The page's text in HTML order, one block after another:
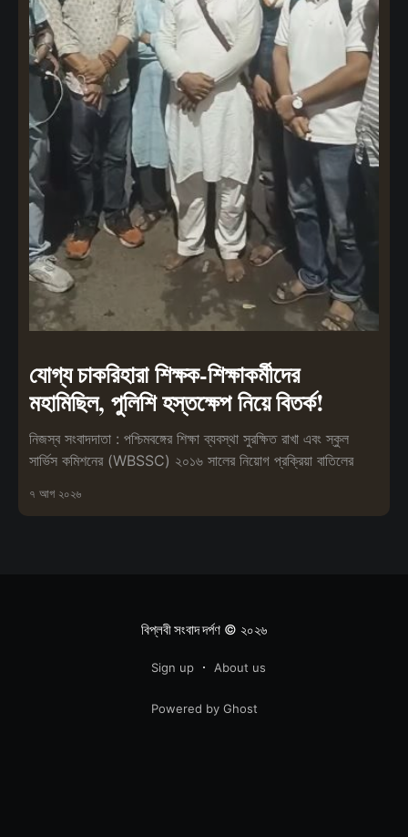
যোগ্য চাকরিহারা শিক্ষক-শিক্ষাকর্মীদের
মহামিছিল, পুলিশি হস্তক্ষেপ নিয়ে বিতর্ক!
নিজস্ব সংবাদদাতা : পশ্চিমবঙ্গের শিক্ষা ব্যবস্থা সুরক্ষিত রাখা এবং স্কুল
সার্ভিস কমিশনের (WBSSC) ২০১৬ সালের নিয়োগ প্রক্রিয়া বাতিলের
৭ আগ ২০২৬
বিপ্লবী সংবাদ দর্পণ© ২০২৬
Sign up About us
Powered by Ghost